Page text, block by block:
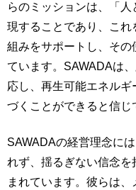
らのミッションは、「
現することであり、これ
組みをサポートし、その
ています。SAWADAは
応し、再生可能エネル
づくことができると信じ
SAWADAの経営理念に
れず、揺るぎない信念
まれています。彼らは